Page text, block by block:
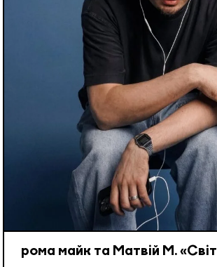
рома майк та Матвій М.